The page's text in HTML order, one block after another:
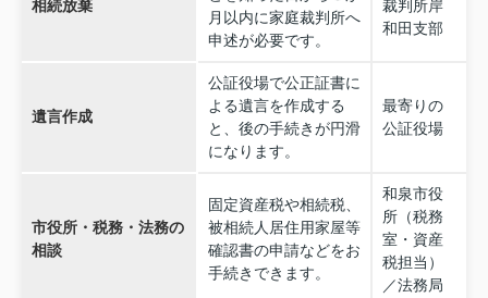
相続放棄
月以内に家庭裁判所へ
申述が必要です。
裁判所岸
和田支部
遺言作成
公証役場で公正証書に
よる遺言を作成する
と、後の手続きが円滑
になります。
最寄りの
公証役場
市役所・税務・法務の
相談
固定資産税や相続税、
被相続人居住用家屋等
確認書の申請などをお
手続きできます。
和泉市役
所（税務
室・資産
税担当）
／法務局